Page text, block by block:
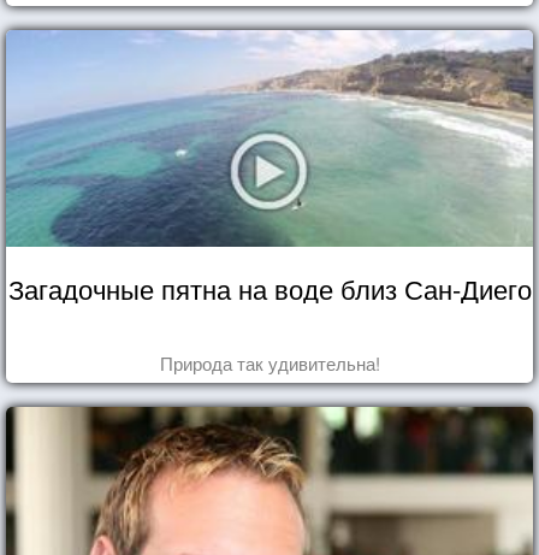
Загадочные пятна на воде близ Сан-Диего
Природа так удивительна!